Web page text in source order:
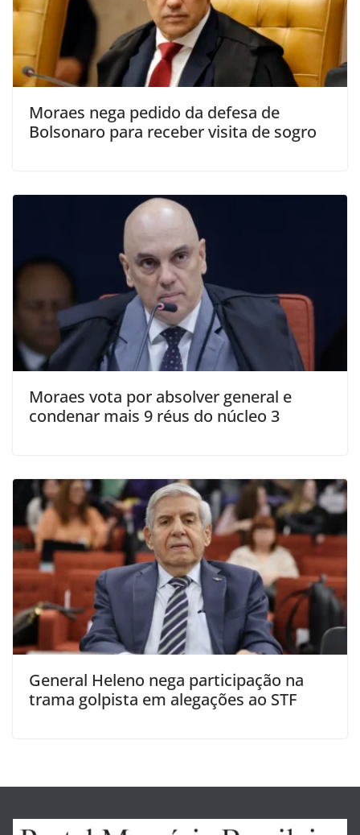
Moraes nega pedido da defesa de
Bolsonaro para receber visita de sogro
Moraes vota por absolver general e
condenar mais 9 réus do núcleo 3
General Heleno nega participação na
trama golpista em alegações ao STF